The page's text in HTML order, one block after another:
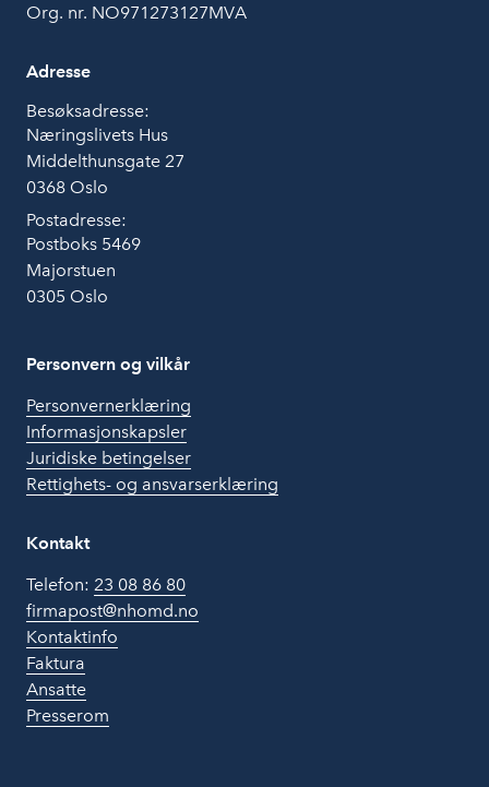
Org. nr. NO971273127MVA
Adresse
Besøksadresse:
Næringslivets Hus
Middelthunsgate 27
0368 Oslo
Postadresse:
Postboks 5469
Majorstuen
0305 Oslo
Personvern og vilkår
Personvernerklæring
Informasjonskapsler
Juridiske betingelser
Rettighets- og ansvarserklæring
Kontakt
Telefon: 23 08 86 80
firmapost@nhomd.no
Kontaktinfo
Faktura
Ansatte
Presserom